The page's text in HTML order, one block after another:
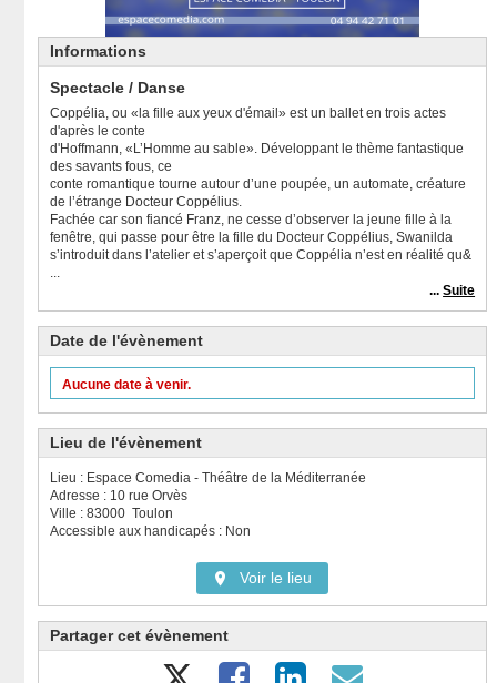
Informations
Spectacle / Danse
Coppélia, ou «la fille aux yeux d'émail» est un ballet en trois actes
d'après le conte
d'Hoffmann, «L’Homme au sable». Développant le thème fantastique
des savants fous, ce
conte romantique tourne autour d’une poupée, un automate, créature
de l’étrange Docteur Coppélius.
Fachée car son fiancé Franz, ne cesse d’observer la jeune fille à la
fenêtre, qui passe pour être la fille du Docteur Coppélius, Swanilda
s’introduit dans l’atelier et s’aperçoit que Coppélia n’est en réalité qu&
...
...Suite
Date de l'évènement
Aucune date à venir.
Lieu de l'évènement
Lieu : Espace Comedia - Théâtre de la Méditerranée
Adresse : 10 rue Orvès
Ville : 83000 Toulon
Accessible aux handicapés : Non
Voir le lieu
Partager cet évènement